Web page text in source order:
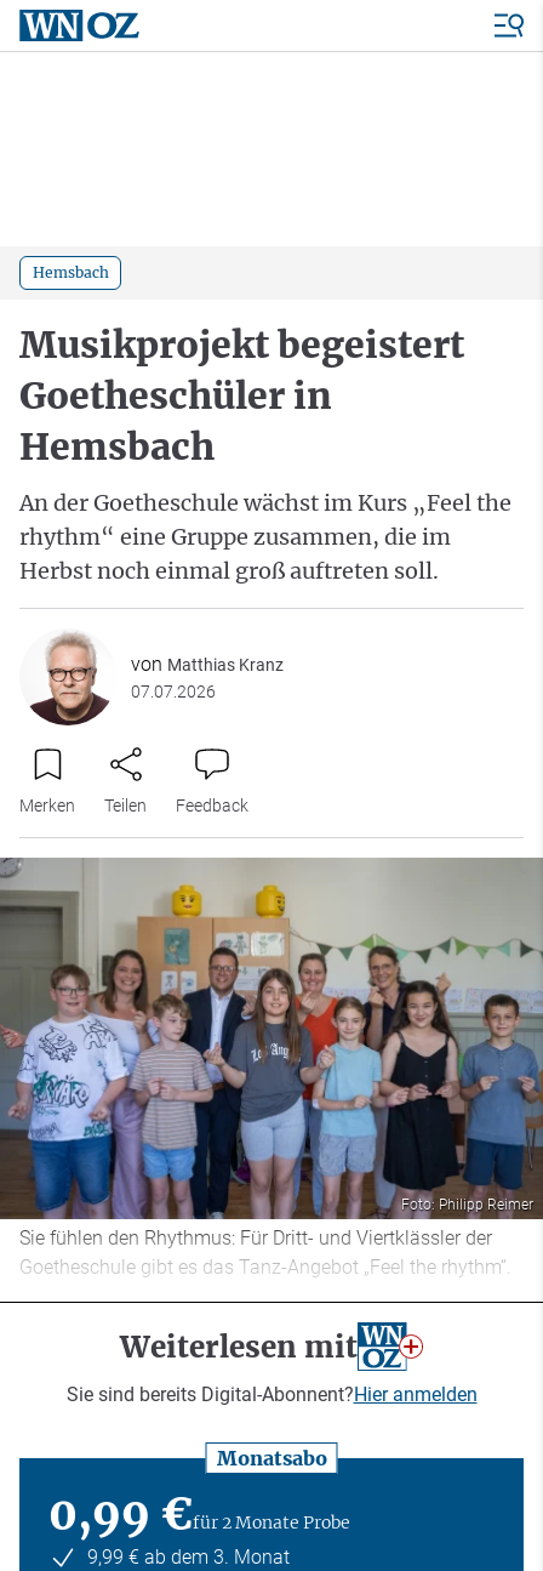
Hemsbach
Musikprojekt begeistert
Goetheschüler in
Hemsbach
An der Goetheschule wächst im Kurs „Feel the
rhythm“ eine Gruppe zusammen, die im
Herbst noch einmal groß auftreten soll.
von Matthias Kranz
07.07.2026
Merken Teilen Feedback
Foto: Philipp Reimer
Sie fühlen den Rhythmus: Für Dritt- und Viertklässler der
Goetheschule gibt es das Tanz-Angebot „Feel the rhythm“.
Weiterlesen mit
Sie sind bereits Digital-Abonnent?Hier anmelden
Monatsabo
0,99 €für 2 Monate Probe
9,99 € ab dem 3. Monat